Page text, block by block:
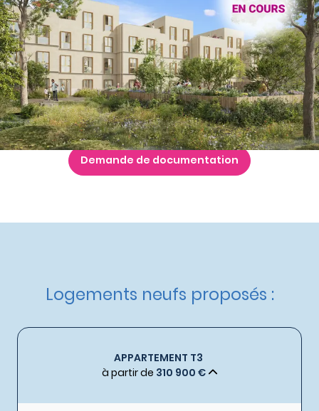
Appartements du T3 au T5
à partir de310 900 €
Nos autres appartements neufsà Bussy-Saint-
Georges
Livraison :2ème trimestre 2027
Etat d'avancement :Travaux en cours
Éligible :Prêt à taux 0% - PTZ+,Dispositif Jeanbrun
Demande de documentation
Logements neufs proposés :
APPARTEMENT T3
à partir de 310 900 €